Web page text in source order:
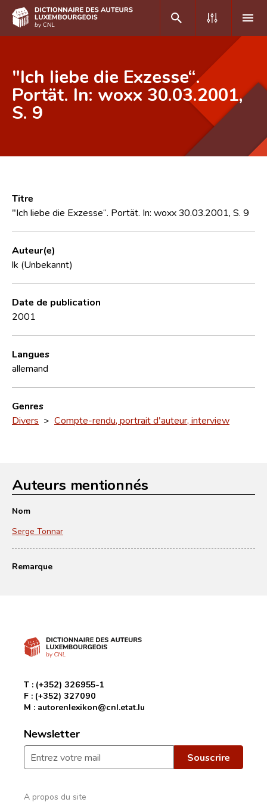
DE FR
Accueil
Recherche avancée
CNL
Équipe scientifique
Contact
"Ich liebe die Exzesse“.
Portät. In: woxx 30.03.2001,
S. 9
Titre
"Ich liebe die Exzesse“. Portät. In: woxx 30.03.2001, S. 9
Auteur(e)
lk (Unbekannt)
Date de publication
2001
Langues
allemand
Genres
Divers > Compte-rendu, portrait d'auteur, interview
Auteurs mentionnés
Nom
Serge Tonnar
Remarque
T : (+352) 326955-1
F : (+352) 327090
M : autorenlexikon@cnl.etat.lu
Newsletter
A propos du site